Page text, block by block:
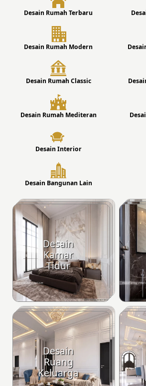
Desain Rumah Terbaru
Desain Rumah Modern
Desain Rumah Classic
Desain Rumah Mediteran
Desain Interior
Desain Bangunan Lain
Desain
Kamar
Tidur
Desain
Ruang
Keluarga